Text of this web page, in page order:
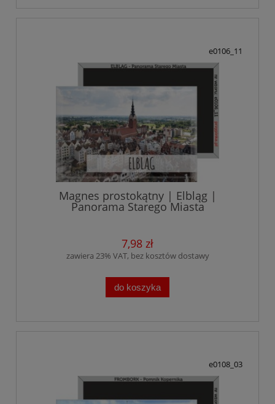
e0106_11
Magnes prostokątny | Elbląg |
Panorama Starego Miasta
7,98 zł
zawiera 23% VAT, bez kosztów dostawy
do koszyka
e0108_03